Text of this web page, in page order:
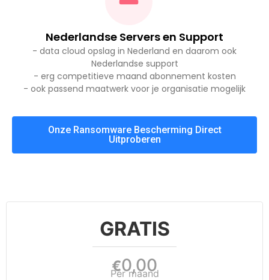
Nederlandse Servers en Support
- data cloud opslag in Nederland en daarom ook
Nederlandse support
- erg competitieve maand abonnement kosten
- ook passend maatwerk voor je organisatie mogelijk
Onze Ransomware Bescherming Direct
Uitproberen
GRATIS
€0,00
Per maand